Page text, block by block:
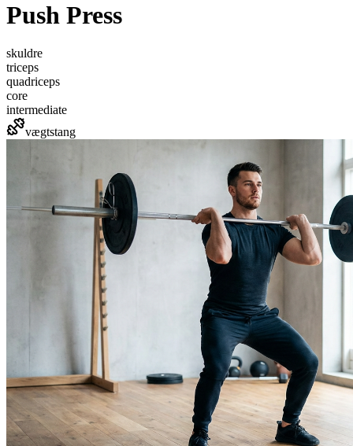
Push Press
skuldre
triceps
quadriceps
core
intermediate
vægtstang